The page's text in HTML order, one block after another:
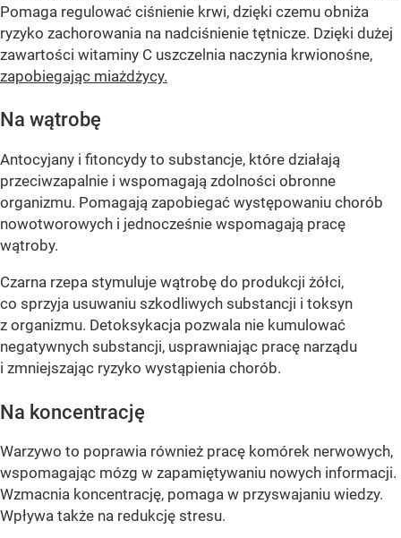
Pomaga regulować ciśnienie krwi, dzięki czemu obniża
ryzyko zachorowania na nadciśnienie tętnicze. Dzięki dużej
zawartości witaminy C uszczelnia naczynia krwionośne,
zapobiegając miażdżycy.
Na wątrobę
Antocyjany i fitoncydy to substancje, które działają
przeciwzapalnie i wspomagają zdolności obronne
organizmu. Pomagają zapobiegać występowaniu chorób
nowotworowych i jednocześnie wspomagają pracę
wątroby.
Czarna rzepa stymuluje wątrobę do produkcji żółci,
co sprzyja usuwaniu szkodliwych substancji i toksyn
z organizmu. Detoksykacja pozwala nie kumulować
negatywnych substancji, usprawniając pracę narządu
i zmniejszając ryzyko wystąpienia chorób.
Na koncentrację
Warzywo to poprawia również pracę komórek nerwowych,
wspomagając mózg w zapamiętywaniu nowych informacji.
Wzmacnia koncentrację, pomaga w przyswajaniu wiedzy.
Wpływa także na redukcję stresu.